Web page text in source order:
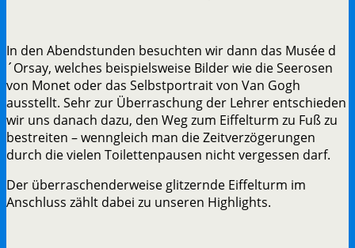
In den Abendstunden besuchten wir dann das Musée d
´Orsay, welches beispielsweise Bilder wie die Seerosen
von Monet oder das Selbstportrait von Van Gogh
ausstellt. Sehr zur Überraschung der Lehrer entschieden
wir uns danach dazu, den Weg zum Eiffelturm zu Fuß zu
bestreiten – wenngleich man die Zeitverzögerungen
durch die vielen Toilettenpausen nicht vergessen darf.
Der überraschenderweise glitzernde Eiffelturm im
Anschluss zählt dabei zu unseren Highlights.